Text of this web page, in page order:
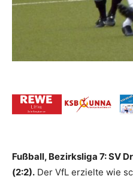
Fußball, Bezirksliga 7: SV
(2:2). Der VfL erzielte wie